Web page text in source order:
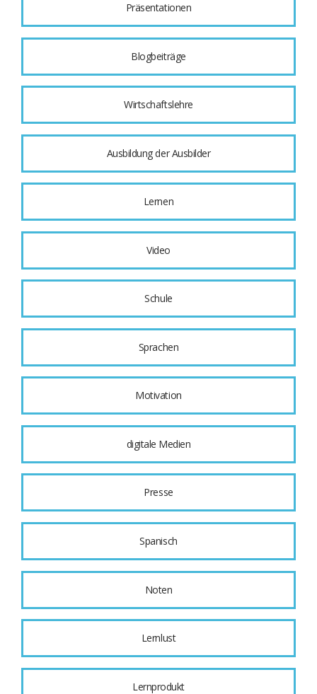
Präsentationen
Blogbeiträge
Wirtschaftslehre
Ausbildung der Ausbilder
Lernen
Video
Schule
Sprachen
Motivation
digitale Medien
Presse
Spanisch
Noten
Lernlust
Lernprodukt